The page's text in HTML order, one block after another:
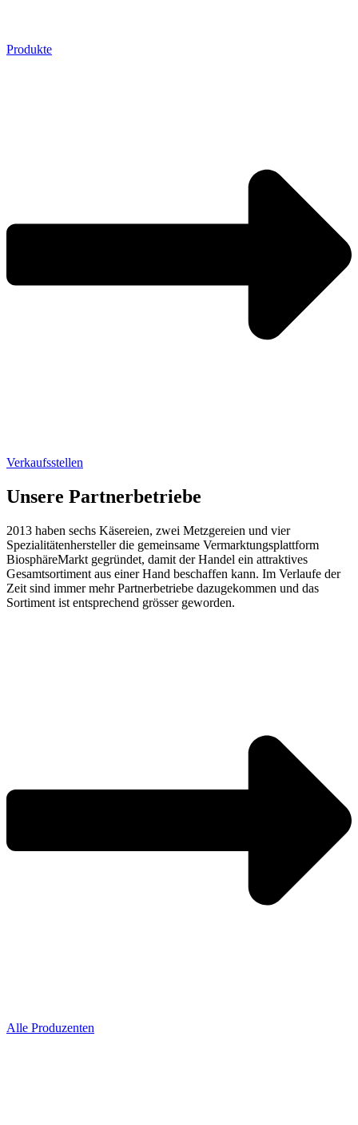
Produkte
Verkaufsstellen
Unsere Partnerbetriebe
2013 haben sechs Käsereien, zwei Metzgereien und vier
Spezialitätenhersteller die gemeinsame Vermarktungsplattform
BiosphäreMarkt gegründet, damit der Handel ein attraktives
Gesamtsortiment aus einer Hand beschaffen kann. Im Verlaufe der
Zeit sind immer mehr Partnerbetriebe dazugekommen und das
Sortiment ist entsprechend grösser geworden.
Alle Produzenten